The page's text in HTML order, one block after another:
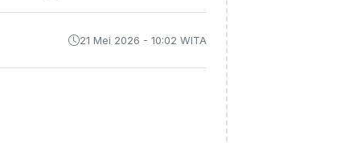
21 Mei 2026 - 10:02 WITA